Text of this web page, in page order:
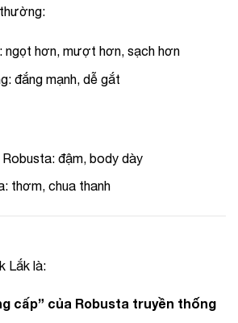
ngọt hơn, mượt hơn, sạch hơn
đắng mạnh, dễ gắt
đậm, body dày
thơm, chua thanh
Lắk là:
cấp” của Robusta truyền thống